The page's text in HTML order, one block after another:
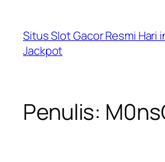
konten
Situs Slot Gacor Resmi Hari
Jackpot
Penulis: